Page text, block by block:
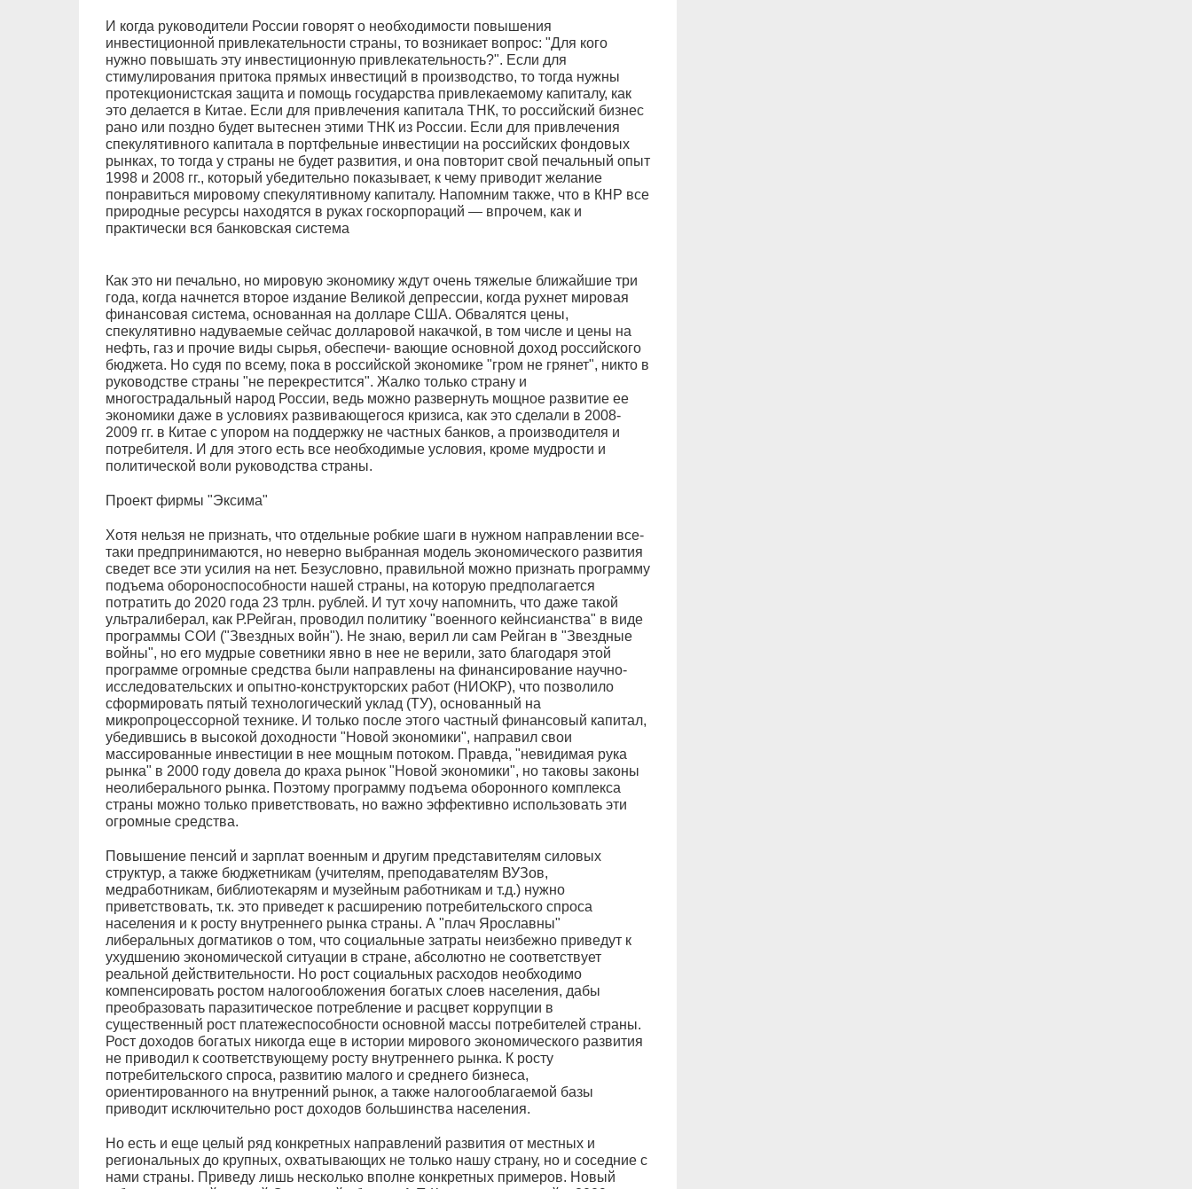
И когда руководители России говорят о необходимости повышения
инвестиционной привлекательности страны, то возникает вопрос: "Для кого
нужно повышать эту инвестиционную привлекательность?". Если для
стимулирования притока прямых инвестиций в производство, то тогда нужны
протекционистская защита и помощь государства привлекаемому капиталу, как
это делается в Китае. Если для привлечения капитала ТНК, то российский бизнес
рано или поздно будет вытеснен этими ТНК из России. Если для привлечения
спекулятивного капитала в портфельные инвестиции на российских фондовых
рынках, то тогда у страны не будет развития, и она повторит свой печальный опыт
1998 и 2008 гг., который убедительно показывает, к чему приводит желание
понравиться мировому спекулятивному капиталу. Напомним также, что в КНР все
природные ресурсы находятся в руках госкорпораций — впрочем, как и
практически вся банковская система
Как это ни печально, но мировую экономику ждут очень тяжелые ближайшие три
года, когда начнется второе издание Великой депрессии, когда рухнет мировая
финансовая система, основанная на долларе США. Обвалятся цены,
спекулятивно надуваемые сейчас долларовой накачкой, в том числе и цены на
нефть, газ и прочие виды сырья, обеспечи- вающие основной доход российского
бюджета. Но судя по всему, пока в российской экономике "гром не грянет", никто в
руководстве страны "не перекрестится". Жалко только страну и
многострадальный народ России, ведь можно развернуть мощное развитие ее
экономики даже в условиях развивающегося кризиса, как это сделали в 2008-
2009 гг. в Китае с упором на поддержку не частных банков, а производителя и
потребителя. И для этого есть все необходимые условия, кроме мудрости и
политической воли руководства страны.
Проект фирмы "Эксима"
Хотя нельзя не признать, что отдельные робкие шаги в нужном направлении все-
таки предпринимаются, но неверно выбранная модель экономического развития
сведет все эти усилия на нет. Безусловно, правильной можно признать программу
подъема обороноспособности нашей страны, на которую предполагается
потратить до 2020 года 23 трлн. рублей. И тут хочу напомнить, что даже такой
ультралиберал, как Р.Рейган, проводил политику "военного кейнсианства" в виде
программы СОИ ("Звездных войн"). Не знаю, верил ли сам Рейган в "Звездные
войны", но его мудрые советники явно в нее не верили, зато благодаря этой
программе огромные средства были направлены на финансирование научно-
исследовательских и опытно-конструкторских работ (НИОКР), что позволило
сформировать пятый технологический уклад (ТУ), основанный на
микропроцессорной технике. И только после этого частный финансовый капитал,
убедившись в высокой доходности "Новой экономики", направил свои
массированные инвестиции в нее мощным потоком. Правда, "невидимая рука
рынка" в 2000 году довела до краха рынок "Новой экономики", но таковы законы
неолиберального рынка. Поэтому программу подъема оборонного комплекса
страны можно только приветствовать, но важно эффективно использовать эти
огромные средства.
Повышение пенсий и зарплат военным и другим представителям силовых
структур, а также бюджетникам (учителям, преподавателям ВУЗов,
медработникам, библиотекарям и музейным работникам и т.д.) нужно
приветствовать, т.к. это приведет к расширению потребительского спроса
населения и к росту внутреннего рынка страны. А "плач Ярославны"
либеральных догматиков о том, что социальные затраты неизбежно приведут к
ухудшению экономической ситуации в стране, абсолютно не соответствует
реальной действительности. Но рост социальных расходов необходимо
компенсировать ростом налогообложения богатых слоев населения, дабы
преобразовать паразитическое потребление и расцвет коррупции в
существенный рост платежеспособности основной массы потребителей страны.
Рост доходов богатых никогда еще в истории мирового экономического развития
не приводил к соответствующему росту внутреннего рынка. К росту
потребительского спроса, развитию малого и среднего бизнеса,
ориентированного на внутренний рынок, а также налогооблагаемой базы
приводит исключительно рост доходов большинства населения.
Но есть и еще целый ряд конкретных направлений развития от местных и
региональных до крупных, охватывающих не только нашу страну, но и соседние с
нами страны. Приведу лишь несколько вполне конкретных примеров. Новый